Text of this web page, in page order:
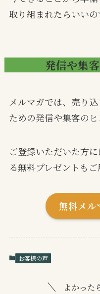
取り組まれたらいい
発信や集
メルマガでは、売り
ための発信や集客のヒ
ご登録いただいた方
る無料プレゼントもご
無料メル
お客様の声
よかった